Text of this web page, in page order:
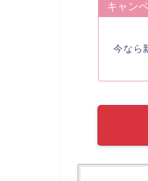
キャン
今なら